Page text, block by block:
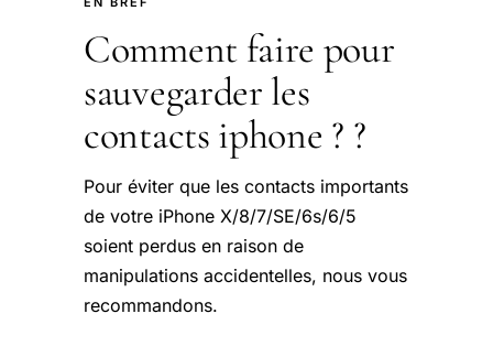
Comment faire pour
sauvegarder les
contacts iphone ? ?
Pour éviter que les contacts importants
de votre iPhone X/8/7/SE/6s/6/5
soient perdus en raison de
manipulations accidentelles, nous vous
recommandons.